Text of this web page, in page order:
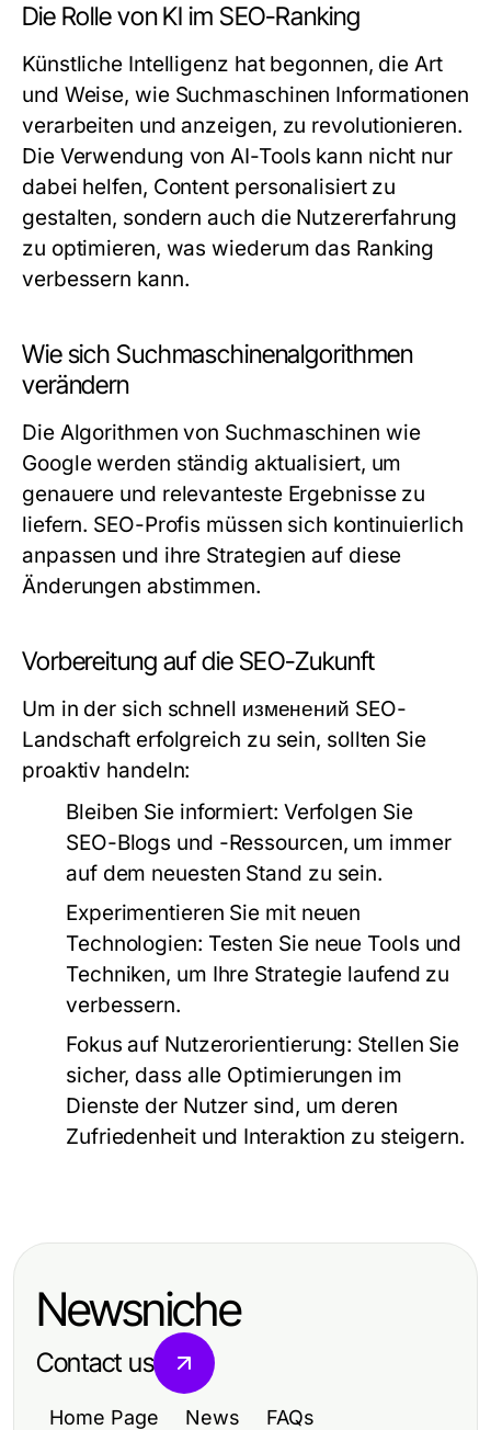
Die Rolle von KI im SEO-Ranking
Künstliche Intelligenz hat begonnen, die Art
und Weise, wie Suchmaschinen Informationen
verarbeiten und anzeigen, zu revolutionieren.
Die Verwendung von AI-Tools kann nicht nur
dabei helfen, Content personalisiert zu
gestalten, sondern auch die Nutzererfahrung
zu optimieren, was wiederum das Ranking
verbessern kann.
Wie sich Suchmaschinenalgorithmen
verändern
Die Algorithmen von Suchmaschinen wie
Google werden ständig aktualisiert, um
genauere und relevanteste Ergebnisse zu
liefern. SEO-Profis müssen sich kontinuierlich
anpassen und ihre Strategien auf diese
Änderungen abstimmen.
Vorbereitung auf die SEO-Zukunft
Um in der sich schnell изменений SEO-
Landschaft erfolgreich zu sein, sollten Sie
proaktiv handeln:
Bleiben Sie informiert: Verfolgen Sie
SEO-Blogs und -Ressourcen, um immer
auf dem neuesten Stand zu sein.
Experimentieren Sie mit neuen
Technologien: Testen Sie neue Tools und
Techniken, um Ihre Strategie laufend zu
verbessern.
Fokus auf Nutzerorientierung: Stellen Sie
sicher, dass alle Optimierungen im
Dienste der Nutzer sind, um deren
Zufriedenheit und Interaktion zu steigern.
Newsniche
Contact us
Home Page News FAQs